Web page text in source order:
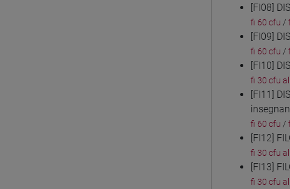
[FI08]
fi 60 cfu /
[FI09]
fi 60 cfu /
[FI10]
fi 30 cfu
[FI11]
fi 60 cfu /
[FI12]
fi 30 cfu
[FI13]
fi 30 cfu